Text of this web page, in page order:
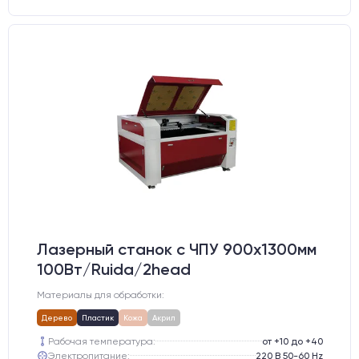
Лазерный станок c ЧПУ 900х1300мм
100Вт/Ruida/2head
Материалы для обработки:
Дерево Пластик Кожа Акрил
Рабочая температура:
от +10 до +40
Электропитание:
220 В 50-60 Hz